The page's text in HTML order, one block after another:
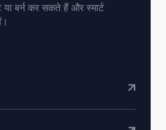
या बर्न कर सकते हैं और स्मार्ट